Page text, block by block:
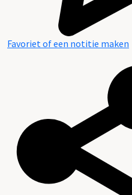
Favoriet of een notitie maken